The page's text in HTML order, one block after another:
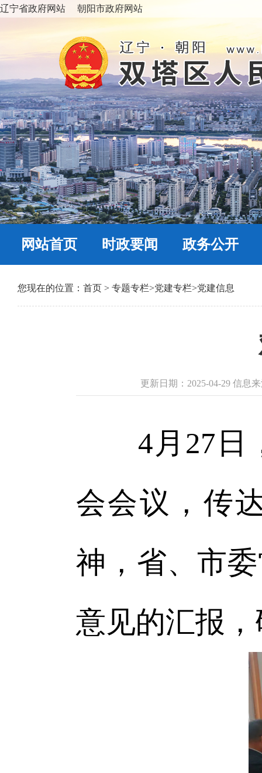
辽宁省政府网站 朝阳市政府网站
网站首页 时政要闻 政务公开
您现在的位置： 首页 > 专题专栏>党建专栏>党建信息
更新日期：2025-04-29 信息
4月27日，
会会议，传
神，省、市
意见的汇报